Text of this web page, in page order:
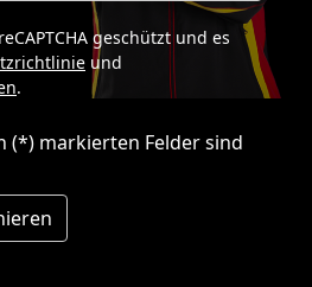
geschützt und es
und
.
(*) markierten Felder sind